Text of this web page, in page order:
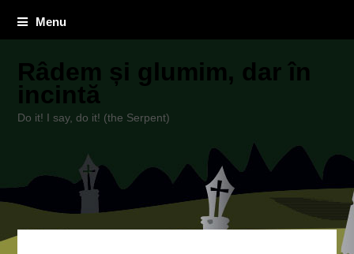
Menu
Râdem și glumim, dar în
incintă
Do it! I say, do it! (the Serpent)